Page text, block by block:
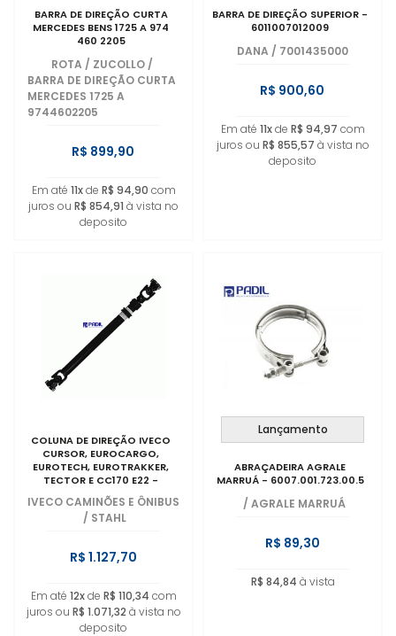
BARRA DE DIREÇÃO CURTA
MERCEDES BENS 1725 A 974
460 2205
ROTA / ZUCOLLO /
BARRA DE DIREÇÃO CURTA
MERCEDES 1725 A
9744602205
R$ 899,90
Em até 11xde R$ 94,90 com
juros ou R$ 854,91 à vista no
deposito
BARRA DE DIREÇÃO SUPERIOR -
6011007012009
DANA / 7001435000
R$ 900,60
Em até 11xde R$ 94,97 com
juros ou R$ 855,57 à vista no
deposito
COLUNA DE DIREÇÃO IVECO
CURSOR, EUROCARGO,
EUROTECH, EUROTRAKKER,
TECTOR E CC170 E22 -
5801288375
IVECO CAMINÕES E ÔNIBUS
/ STAHL
R$ 1.127,70
Em até 12xde R$ 110,34 com
juros ou R$ 1.071,32 à vista no
deposito
Lançamento
ABRAÇADEIRA AGRALE
MARRUÁ - 6007.001.723.00.5
/ AGRALE MARRUÁ
R$ 89,30
R$ 84,84 à vista